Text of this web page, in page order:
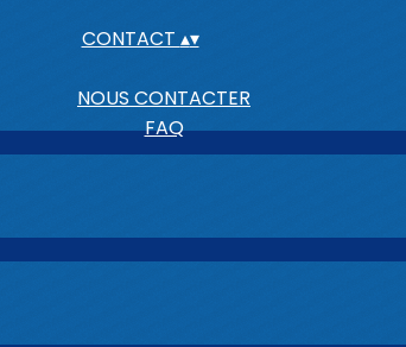
CONTACT ▴▾
NOUS CONTACTER
FAQ